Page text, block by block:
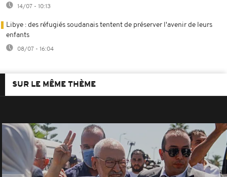
14/07 - 10:13
Libye : des réfugiés soudanais tentent de préserver l'avenir de leurs
enfants
08/07 - 16:04
SUR LE MÊME THÈME